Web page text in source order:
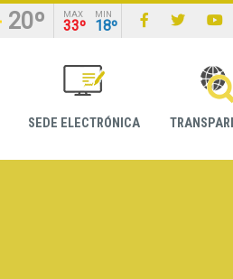
20º MAX
33º
MIN
18º
SEDE ELECTRÓNICA